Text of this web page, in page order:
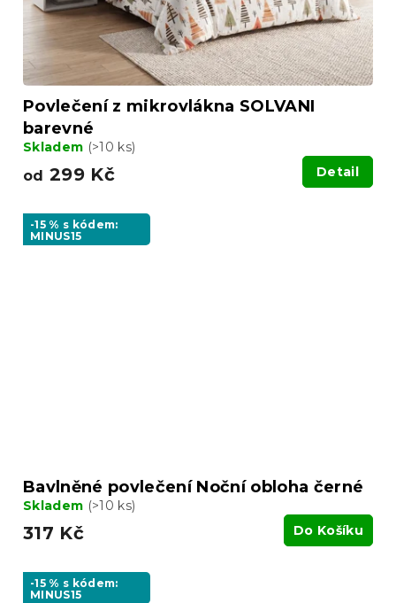
Povlečení z mikrovlákna SOLVANI
barevné
Skladem (>10 ks)
od 299 Kč Detail
-15 % s kódem:
MINUS15
Bavlněné povlečení Noční obloha černé
Skladem (>10 ks)
317 Kč Do Košíku
-15 % s kódem:
MINUS15